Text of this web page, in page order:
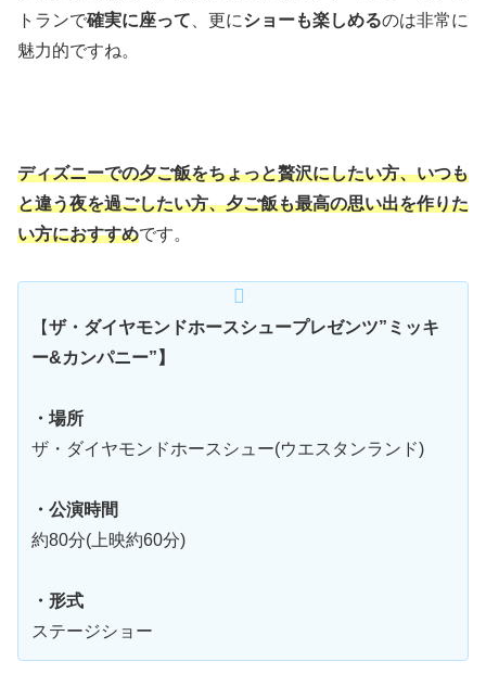
トランで確実に座って 、更にショーも楽しめるのは非常に
魅力的ですね。
ディズニーでの夕ご飯をちょっと贅沢にしたい方、いつも
と違う夜を過ごしたい方、夕ご飯も最高の思い出を作りた
い方におすすめです。
【ザ・ダイヤモンドホースシュープレゼンツ”ミッキ
ー&カンパニー”】
・場所
ザ・ダイヤモンドホースシュー(ウエスタンランド)
・公演時間
約80分(上映約60分)
・形式
ステージショー